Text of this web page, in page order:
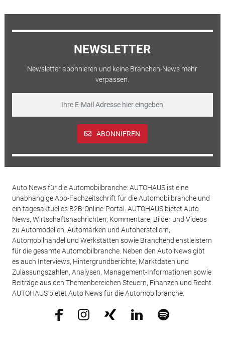
NEWSLETTER
Newsletter abonnieren und keine Branchen-News mehr
verpassen.
ABONNIEREN
Auto News für die Automobilbranche: AUTOHAUS ist eine
unabhängige Abo-Fachzeitschrift für die Automobilbranche und
ein tagesaktuelles B2B-Online-Portal. AUTOHAUS bietet Auto
News, Wirtschaftsnachrichten, Kommentare, Bilder und Videos
zu Automodellen, Automarken und Autoherstellern,
Automobilhandel und Werkstätten sowie Branchendienstleistern
für die gesamte Automobilbranche. Neben den Auto News gibt
es auch Interviews, Hintergrundberichte, Marktdaten und
Zulassungszahlen, Analysen, Management-Informationen sowie
Beiträge aus den Themenbereichen Steuern, Finanzen und Recht.
AUTOHAUS bietet Auto News für die Automobilbranche.